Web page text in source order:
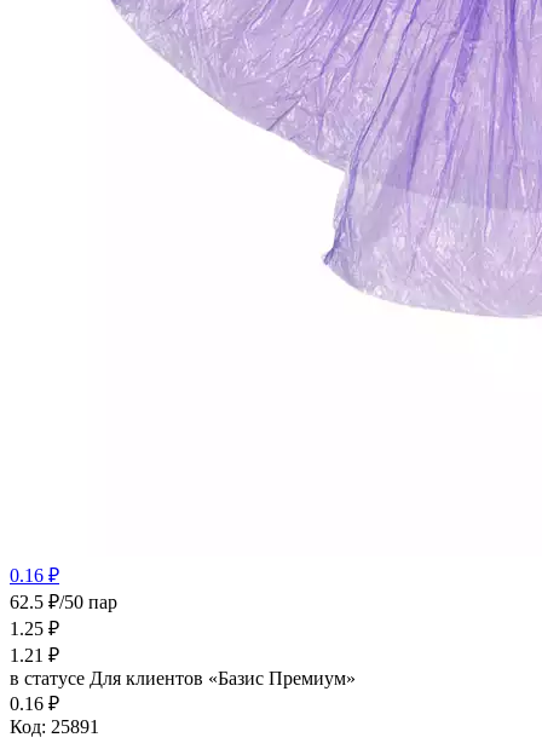
0.16 ₽
62.5 ₽/50 пар
1.25 ₽
1.21 ₽
в статусе Для клиентов «Базис Премиум»
0.16 ₽
Код: 25891